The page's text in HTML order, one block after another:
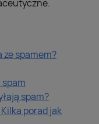
ze spamem?
spam?
porad jak